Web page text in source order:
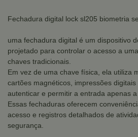
Fechadura digital lock sl205 biometria
uma fechadura digital é um dispositivo
projetado para controlar o acesso a
chaves tradicionais.
Em vez de uma chave física, ela utiliza
cartões magnéticos, impressões
autenticar e permitir a entrada apenas
Essas fechaduras oferecem
acesso e registros detalhados de
segurança.